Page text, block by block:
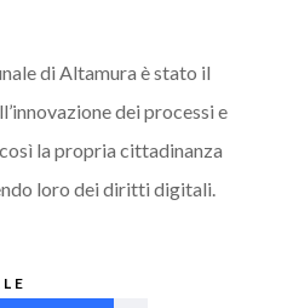
di Altamura è stato il
dei processi e
la propria cittadinanza
loro dei diritti digitali.